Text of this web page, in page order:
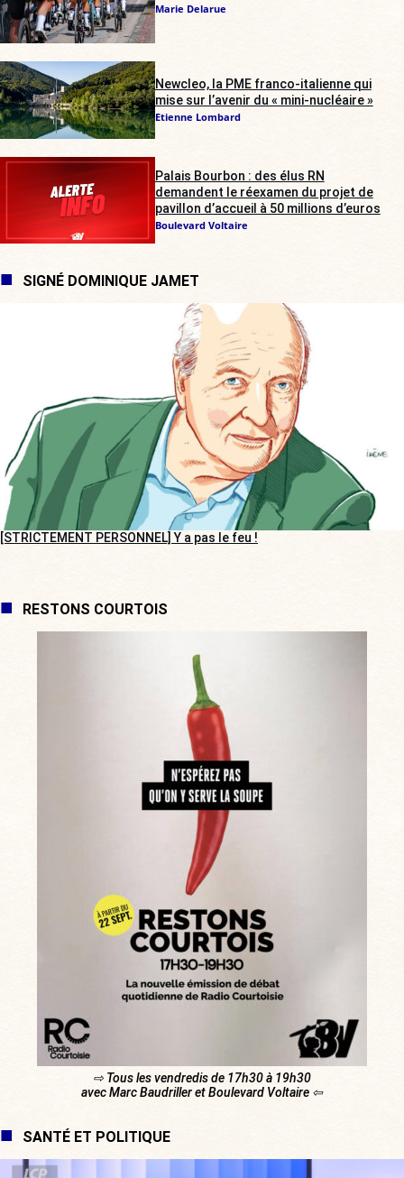
Marie Delarue
Newcleo, la PME franco-italienne qui
mise sur l’avenir du « mini-nucléaire »
Etienne Lombard
Palais Bourbon : des élus RN
demandent le réexamen du projet de
pavillon d’accueil à 50 millions d’euros
Boulevard Voltaire
SIGNÉ DOMINIQUE JAMET
[STRICTEMENT PERSONNEL] Y a pas le feu !
RESTONS COURTOIS
⇨ Tous les vendredis de 17h30 à 19h30
avec Marc Baudriller et Boulevard Voltaire ⇦
SANTÉ ET POLITIQUE